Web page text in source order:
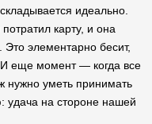
идеально.
карту, и она
элементарно бесит,
И еще момент — когда все
нужно уметь принимать
удача на стороне нашей